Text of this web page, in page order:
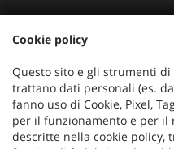
Dati fiscali:
Automobili Vendramini srl
Via Verdi, 97, Oderzo (TV)
C.F/P.IVA:04823130267
Registro delle imprese:TV
Cookie policy
Questo sito e gli strumenti
trattano dati personali (es.
fanno uso di Cookie, Pixel,
per il funzionamento e per
descritte nella cookie policy,